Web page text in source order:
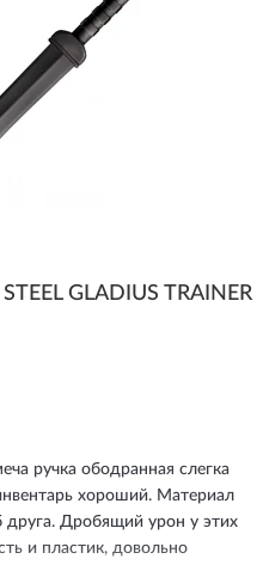
GLADIUS TRAINER
ручка ободранная слегка
хороший. Материал
друга. Дробящий урон у этих
и пластик, довольно